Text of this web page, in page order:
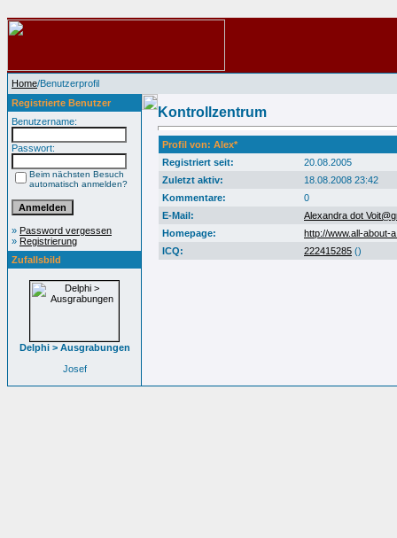
Home/Benutzerprofil
Registrierte Benutzer
Benutzername:
Passwort:
Beim nächsten Besuch
automatisch anmelden?
» Password vergessen
» Registrierung
Zufallsbild
Delphi > Ausgrabungen
Josef
Kontrollzentrum
Profil von: Alex*
Registriert seit:
20.08.2005
Zuletzt aktiv:
18.08.2008 23:42
Kommentare:
0
E-Mail:
Alexandra dot
Homepage:
http://www.all-about-
ICQ:
222415285 ()